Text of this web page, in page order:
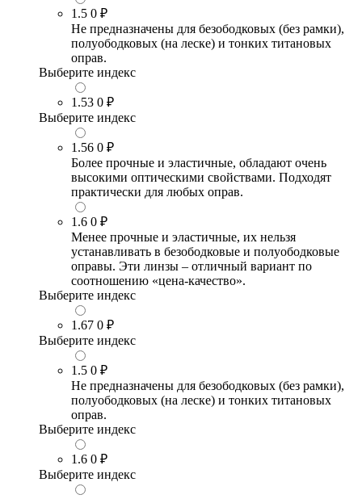
1.5 0 ₽
Не предназначены для безободковых (без рамки),
полуободковых (на леске) и тонких титановых
оправ.
Выберите индекс
1.53 0 ₽
Выберите индекс
1.56 0 ₽
Более прочные и эластичные, обладают очень
высокими оптическими свойствами. Подходят
практически для любых оправ.
1.6 0 ₽
Менее прочные и эластичные, их нельзя
устанавливать в безободковые и полуободковые
оправы. Эти линзы – отличный вариант по
соотношению «цена-качество».
Выберите индекс
1.67 0 ₽
Выберите индекс
1.5 0 ₽
Не предназначены для безободковых (без рамки),
полуободковых (на леске) и тонких титановых
оправ.
Выберите индекс
1.6 0 ₽
Выберите индекс